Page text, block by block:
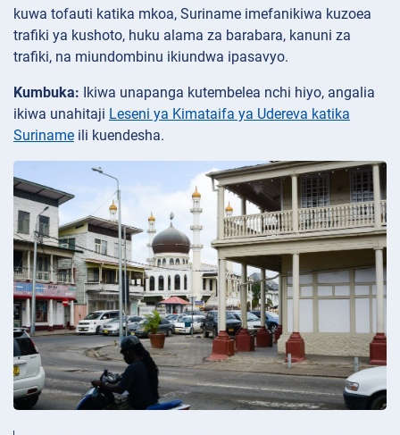
kuwa tofauti katika mkoa, Suriname imefanikiwa kuzoea
trafiki ya kushoto, huku alama za barabara, kanuni za
trafiki, na miundombinu ikiundwa ipasavyo.
Kumbuka: Ikiwa unapanga kutembelea nchi hiyo, angalia
ikiwa unahitaji Leseni ya Kimataifa ya Udereva katika
Suriname ili kuendesha.